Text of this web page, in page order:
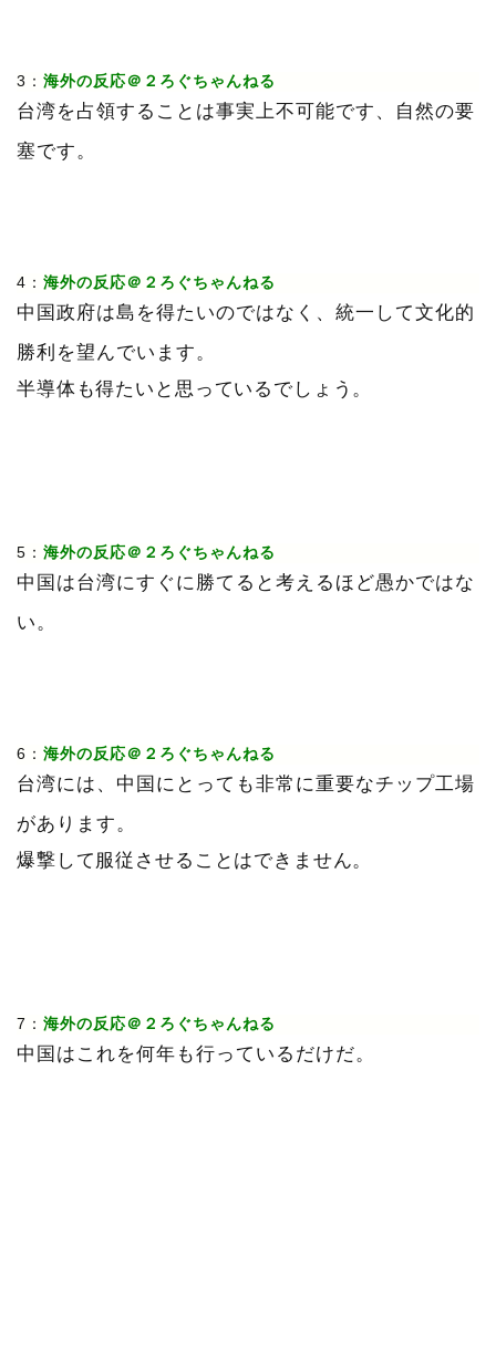
3： 海外の反応＠２ろぐちゃんねる
台湾を占領することは事実上不可能です、自然の要
塞です。
4： 海外の反応＠２ろぐちゃんねる
中国政府は島を得たいのではなく、統一して文化的
勝利を望んでいます。
半導体も得たいと思っているでしょう。
5： 海外の反応＠２ろぐちゃんねる
中国は台湾にすぐに勝てると考えるほど愚かではな
い。
6： 海外の反応＠２ろぐちゃんねる
台湾には、中国にとっても非常に重要なチップ工場
があります。
爆撃して服従させることはできません。
7： 海外の反応＠２ろぐちゃんねる
中国はこれを何年も行っているだけだ。